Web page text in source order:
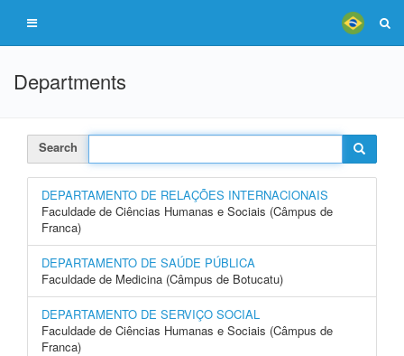
Departments
Search
DEPARTAMENTO DE RELAÇÕES INTERNACIONAIS
Faculdade de Ciências Humanas e Sociais (Câmpus de
Franca)
DEPARTAMENTO DE SAÚDE PÚBLICA
Faculdade de Medicina (Câmpus de Botucatu)
DEPARTAMENTO DE SERVIÇO SOCIAL
Faculdade de Ciências Humanas e Sociais (Câmpus de
Franca)